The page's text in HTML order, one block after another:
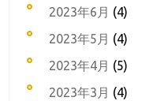
2023年6月 (4)
2023年5月 (4)
2023年4月 (5)
2023年3月 (4)